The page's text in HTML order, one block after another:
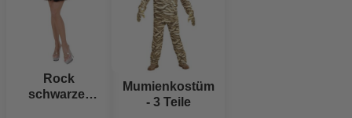
Rock
schwarzer
Mumienkostüm
- 3 Teile